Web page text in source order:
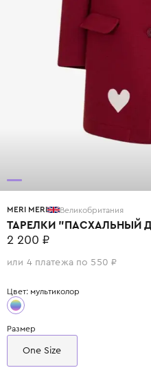
MERI MERI Великобритания
ТАРЕЛКИ "ПАСХАЛЬНЫЙ
2 200 ₽
или 4 платежа по 550 ₽
Цвет: мультиколор
Размер
One Size